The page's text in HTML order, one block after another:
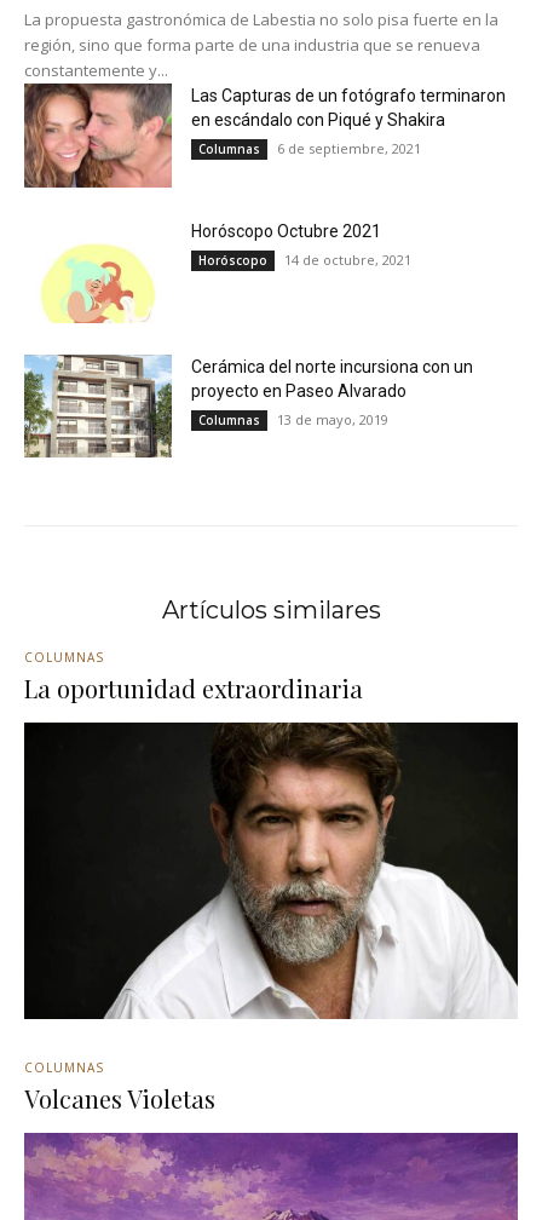
La propuesta gastronómica de Labestia no solo pisa fuerte en la
región, sino que forma parte de una industria que se renueva
constantemente y...
Las Capturas de un fotógrafo terminaron
en escándalo con Piqué y Shakira
Columnas 6 de septiembre, 2021
Horóscopo Octubre 2021
Horóscopo 14 de octubre, 2021
Cerámica del norte incursiona con un
proyecto en Paseo Alvarado
Columnas 13 de mayo, 2019
Artículos similares
COLUMNAS
La oportunidad extraordinaria
COLUMNAS
Volcanes Violetas